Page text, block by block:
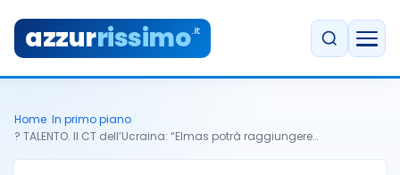
azzurrissimo.it
Home In primo piano
? TALENTO. Il CT dell’Ucraina: “Elmas potrà raggiungere…